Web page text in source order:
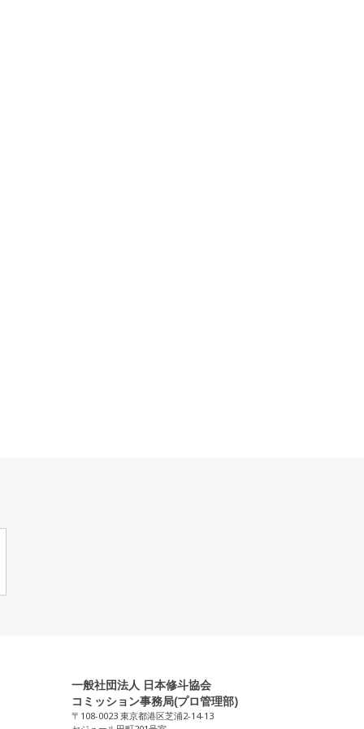
一般社団法人 日本修斗協会
コミッション事務局(プロ管理部)
〒108-0023 東京都港区芝浦2-14-13